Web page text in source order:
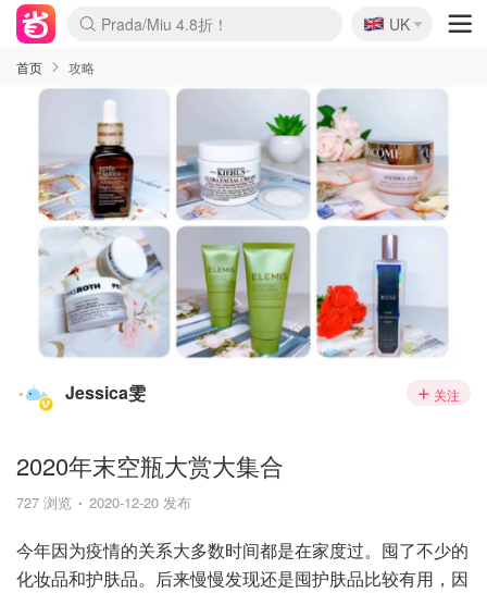
Prada/Miu 4.8折！
🇬🇧
UK
首页 攻略
Jessica雯 关注
2020年末空瓶大赏大集合
727 浏览 2020-12-20 发布
今年因为疫情的关系大多数时间都是在家度过。囤了不少的
化妆品和护肤品。后来慢慢发现还是囤护肤品比较有用，因